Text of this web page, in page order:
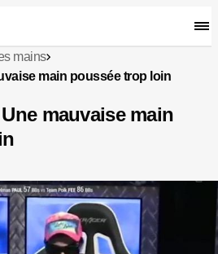
mains
main poussée trop loin
mauvaise main